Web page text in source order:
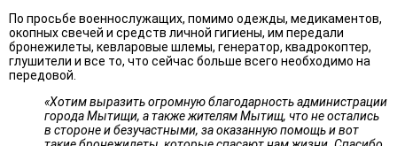
По просьбе военнослужащих, помимо одежды, медикаментов,
окопных свечей и средств личной гигиены, им передали
бронежилеты, кевларовые шлемы, генератор, квадрокоптер,
глушители и все то, что сейчас больше всего необходимо на
передовой.
«Хотим выразить огромную благодарность администрации
города Мытищи, а также жителям Мытищ, что не остались
в стороне и безучастными, за оказанную помощь и вот